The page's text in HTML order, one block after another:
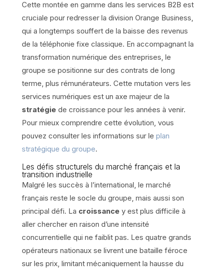
Cette montée en gamme dans les services B2B est
cruciale pour redresser la division Orange Business,
qui a longtemps souffert de la baisse des revenus
de la téléphonie fixe classique. En accompagnant la
transformation numérique des entreprises, le
groupe se positionne sur des contrats de long
terme, plus rémunérateurs. Cette mutation vers les
services numériques est un axe majeur de la
stratégie de croissance pour les années à venir.
Pour mieux comprendre cette évolution, vous
pouvez consulter les informations sur le plan
stratégique du groupe.
Les défis structurels du marché français et la
transition industrielle
Malgré les succès à l’international, le marché
français reste le socle du groupe, mais aussi son
principal défi. La croissance y est plus difficile à
aller chercher en raison d’une intensité
concurrentielle qui ne faiblit pas. Les quatre grands
opérateurs nationaux se livrent une bataille féroce
sur les prix, limitant mécaniquement la hausse du